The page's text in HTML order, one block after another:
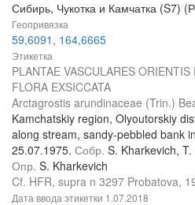
Сибирь, Чукотка и Камчатка (S7)
Геопривязка
59,6091, 164,6665
Этикетка
PLANTAE VASCULARES
FLORA EXSICCATA
Arctagrostis arundinaceae (Trin.)
Kamchatskiy region, Olyoutorskiy
along stream, sandy-pebbled bank
25.07.1975. Собр. S. Kharkevich, T.
Опр. S. Kharkevich
Cf. HFR, supra n 3297 Probatova,
Дата ввода этикетки 1.07.2018